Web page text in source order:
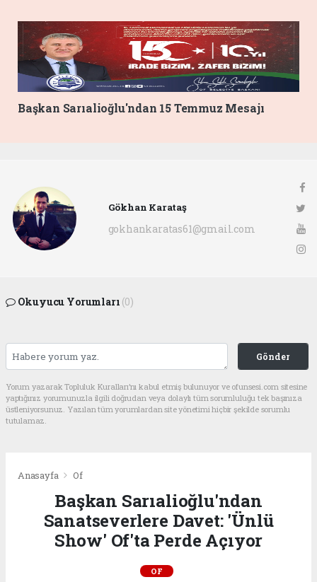
Başkan Sarıalioğlu'ndan 15 Temmuz Mesajı
Gökhan Karataş
gokhankaratas61@gmail.com
Okuyucu Yorumları (0)
Gönder
Yorum yazarak Topluluk Kuralları’nı kabul etmiş bulunuyor ve ofunsesi.com sitesine
yaptığınız yorumunuzla ilgili doğrudan veya dolaylı tüm sorumluluğu tek başınıza
üstleniyorsunuz. Yazılan tüm yorumlardan site yönetimi hiçbir şekilde sorumlu
tutulamaz.
Anasayfa Of
Başkan Sarıalioğlu'ndan
Sanatseverlere Davet: 'Ünlü
Show' Of'ta Perde Açıyor
OF